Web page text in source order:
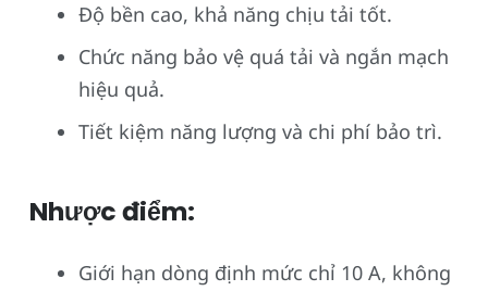
Độ bền cao, khả năng chịu tải tốt.
Chức năng bảo vệ quá tải và ngắn mạch
hiệu quả.
Tiết kiệm năng lượng và chi phí bảo trì.
Nhược điểm:
Giới hạn dòng định mức chỉ 10 A, không